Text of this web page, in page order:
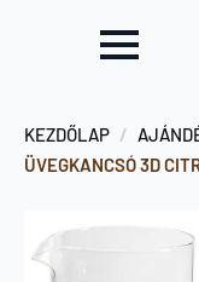
KEZDŐLAP
ÜVEGKANCSÓ 3D